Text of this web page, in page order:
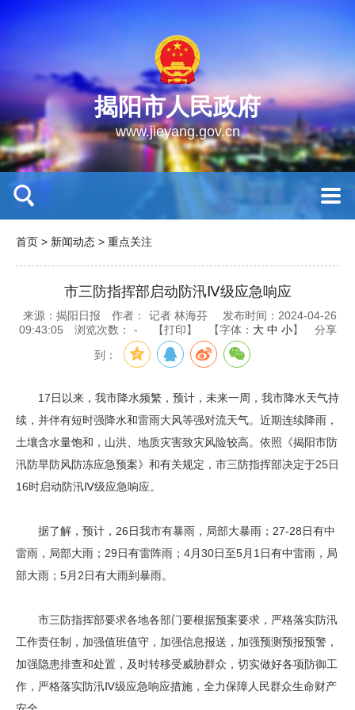
揭阳市人民政府
www.jieyang.gov.cn
首页 > 新闻动态 > 重点关注
市三防指挥部启动防汛Ⅳ级应急响应
来源：揭阳日报 作者： 记者 林海芬
发布时间：2024-04-26
09:43:05
浏览次数： - 【打印】 【字体： 大 中 小】 分享
到：
17日以来，我市降水频繁，预计，未来一周，我市降水天气持
续，并伴有短时强降水和雷雨大风等强对流天气。近期连续降雨，
土壤含水量饱和，山洪、地质灾害致灾风险较高。依照《揭阳市防
汛防旱防风防冻应急预案》和有关规定，市三防指挥部决定于25日
16时启动防汛Ⅳ级应急响应。
据了解，预计，26日我市有暴雨，局部大暴雨；27-28日有中
雷雨，局部大雨；29日有雷阵雨；4月30日至5月1日有中雷雨，局
部大雨；5月2日有大雨到暴雨。
市三防指挥部要求各地各部门要根据预案要求，严格落实防汛
工作责任制，加强值班值守，加强信息报送，加强预测预报预警，
加强隐患排查和处置，及时转移受威胁群众，切实做好各项防御工
作，严格落实防汛Ⅳ级应急响应措施，全力保障人民群众生命财产